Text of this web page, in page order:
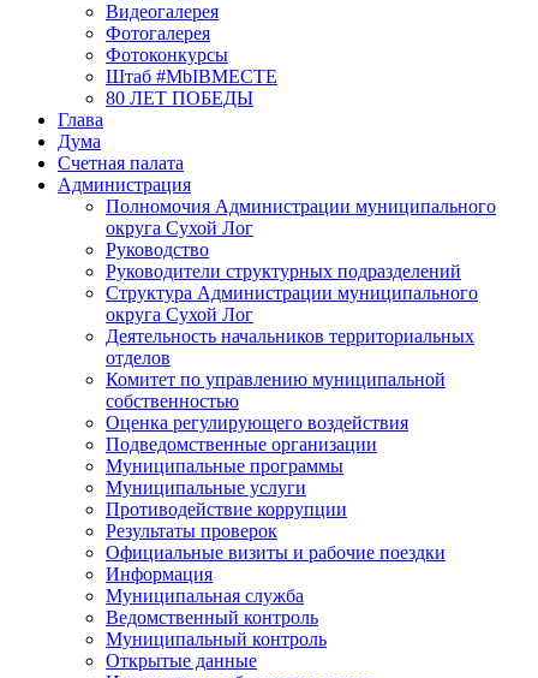
Видеогалерея
Фотогалерея
Фотоконкурсы
Штаб #MbIBMECTE
80 ЛЕТ ПОБЕДЫ
Глава
Дума
Счетная палата
Администрация
Полномочия Администрации муниципального
округа Сухой Лог
Руководство
Руководители структурных подразделений
Структура Администрации муниципального
округа Сухой Лог
Деятельность начальников территориальных
отделов
Комитет по управлению муниципальной
собственностью
Оценка регулирующего воздействия
Подведомственные организации
Муниципальные программы
Муниципальные услуги
Противодействие коррупции
Результаты проверок
Официальные визиты и рабочие поездки
Информация
Муниципальная служба
Ведомственный контроль
Муниципальный контроль
Открытые данные